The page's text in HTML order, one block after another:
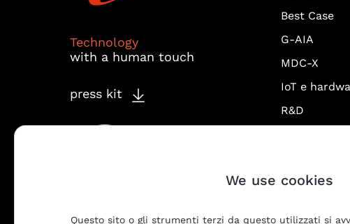
Technology
with a human touch
press kit
Best Case
G-AIA
MDC-X
IoT e
R&D
Formazione
We use cookies
Questo sito o gli strumenti terzi da questo utilizzati si